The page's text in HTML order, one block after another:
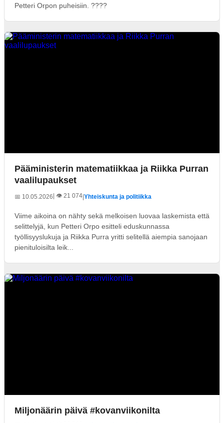
Petteri Orpon puheisiin. ????
Pääministerin matematiikkaa ja Riikka Purran
vaalilupaukset
📅 10.05.2026 | 👁️ 21 074|Yhteiskunta ja politiikka
Viime aikoina on nähty sekä melkoisen luovaa laskemista että
selittelyjä, kun Petteri Orpo esitteli eduskunnassa
työllisyyslukuja ja Riikka Purra yritti selitellä aiempia sanojaan
pienituloisilta leik...
Miljonäärin päivä #kovanviikonilta